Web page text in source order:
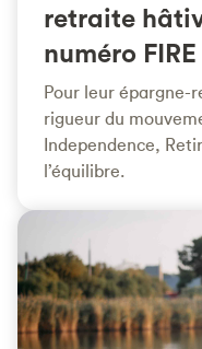
retraite
numéro FIRE
Pour leur épargne-
rigueur du
Independence,
l’équilibre.